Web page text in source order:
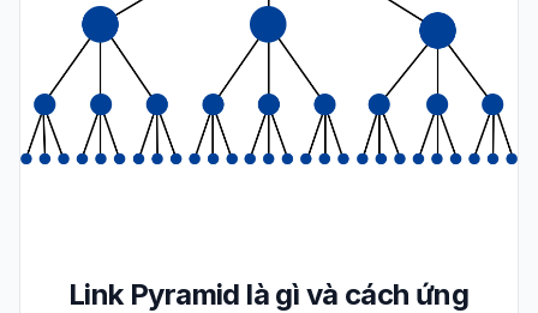
Link Pyramid là gì và cách ứng